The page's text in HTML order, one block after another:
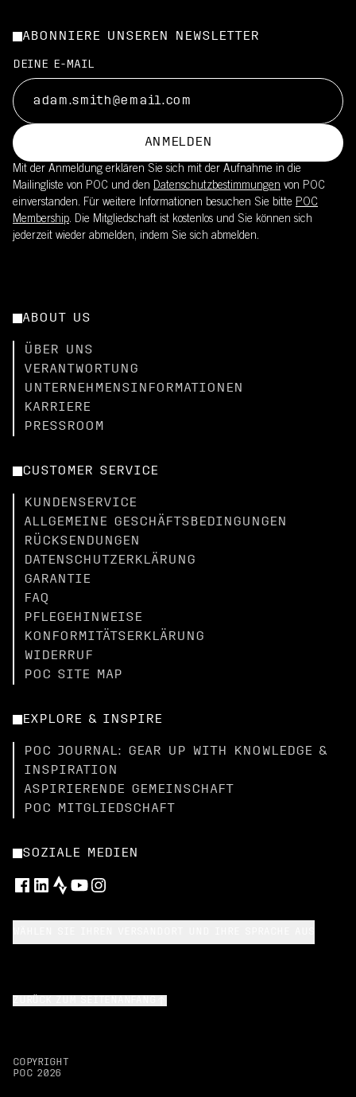
ABONNIERE UNSEREN NEWSLETTER
DEINE E-MAIL
ANMELDEN
Mit der Anmeldung erklären Sie sich mit der Aufnahme in die
Mailingliste von POC und den Datenschutzbestimmungen von POC
einverstanden. Für weitere Informationen besuchen Sie bitte POC
Membership. Die Mitgliedschaft ist kostenlos und Sie können sich
jederzeit wieder abmelden, indem Sie sich abmelden.
ABOUT US
ÜBER UNS
VERANTWORTUNG
UNTERNEHMENSINFORMATIONEN
KARRIERE
PRESSROOM
CUSTOMER SERVICE
KUNDENSERVICE
ALLGEMEINE GESCHÄFTSBEDINGUNGEN
RÜCKSENDUNGEN
DATENSCHUTZERKLÄRUNG
GARANTIE
FAQ
PFLEGEHINWEISE
KONFORMITÄTSERKLÄRUNG
WIDERRUF
POC SITE MAP
EXPLORE & INSPIRE
POC JOURNAL: GEAR UP WITH KNOWLEDGE &
INSPIRATION
ASPIRIERENDE GEMEINSCHAFT
POC MITGLIEDSCHAFT
SOZIALE MEDIEN
COPYRIGHT
POC 2026